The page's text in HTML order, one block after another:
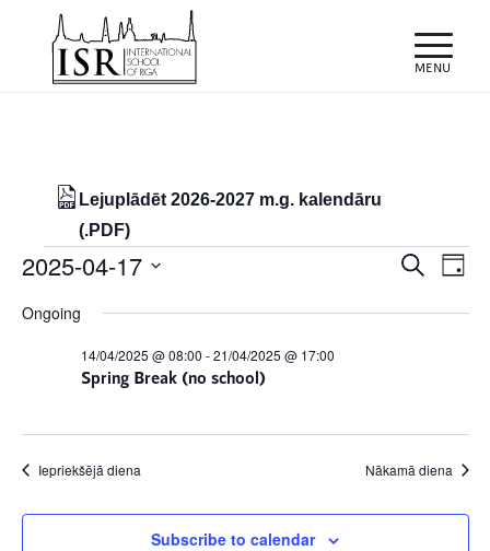
Lejuplādēt 2026-2027 m.g. kalendāru
(.PDF)
Notikumi
for
17/04/2025
Meklēt
Day
2025-04-17
date.
Ongoing
Spring Break (no school)
14/04/2025 @ 08:00 -21/04/2025 @ 17:00
Iepriekšējā diena Nākamā diena
Subscribe to calendar